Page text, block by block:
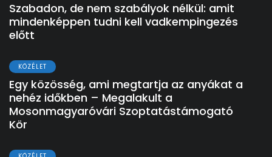
Szabadon, de nem szabályok nélkül: amit
mindenképpen tudni kell vadkempingezés
előtt
KÖZÉLET
Egy közösség, ami megtartja az anyákat a
nehéz időkben – Megalakult a
Mosonmagyaróvári Szoptatástámogató
Kör